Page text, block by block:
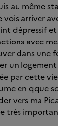
au même
vois arriver
dépressif
avec
dans une
un logement
par cette
en qque
vers ma
très